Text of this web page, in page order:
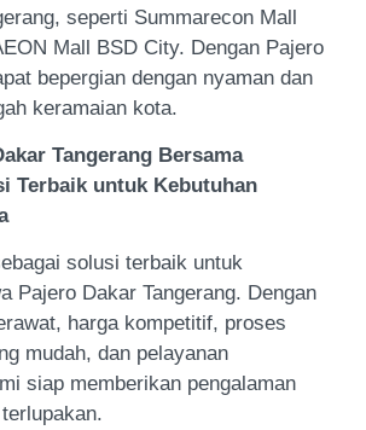
seperti Summarecon Mall
Mall BSD City. Dengan Pajero
bepergian dengan nyaman dan
keramaian kota.
Tangerang Bersama
Terbaik untuk Kebutuhan
solusi terbaik untuk
Pajero Dakar Tangerang. Dengan
harga kompetitif, proses
mudah, dan pelayanan
siap memberikan pengalaman